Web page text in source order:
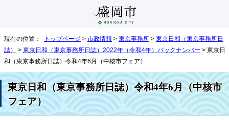
現在の位置： トップページ > 市政情報 > 東京事務所 > 東京日和（東京事務所日
誌）
> 東京日和（東京事務所日誌）2022年（令和4年）バックナンバー > 東京日
和（東京事務所日誌）令和4年6月（中核市フェア）
東京日和（東京事務所日誌）令和4年6月（中核市
フェア）